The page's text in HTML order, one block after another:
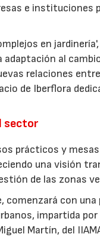
e
en
al
relaciones
de Iberflora
sector
prácticos y
una visión
de las zonas
comenzará con
impartida
Martín, del